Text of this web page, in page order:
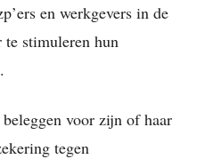
en werkgevers in de
te stimuleren hun
voor zijn of haar
tegen